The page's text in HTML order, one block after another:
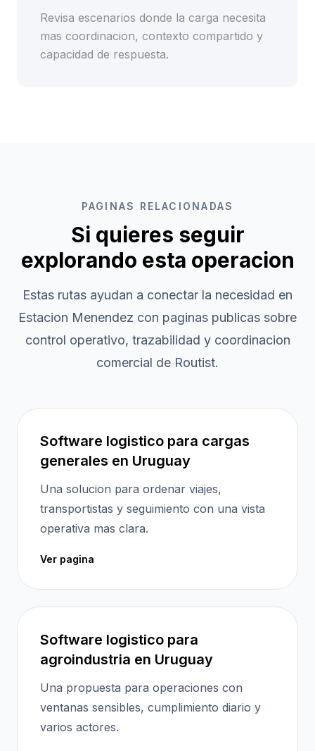
Revisa escenarios donde la carga necesita
mas coordinacion, contexto compartido y
capacidad de respuesta.
PAGINAS RELACIONADAS
Si quieres seguir
explorando esta operacion
Estas rutas ayudan a conectar la necesidad en
Estacion Menendez con paginas publicas sobre
control operativo, trazabilidad y coordinacion
comercial de Routist.
Software logistico para cargas
generales en Uruguay
Una solucion para ordenar viajes,
transportistas y seguimiento con una vista
operativa mas clara.
Ver pagina
Software logistico para
agroindustria en Uruguay
Una propuesta para operaciones con
ventanas sensibles, cumplimiento diario y
varios actores.